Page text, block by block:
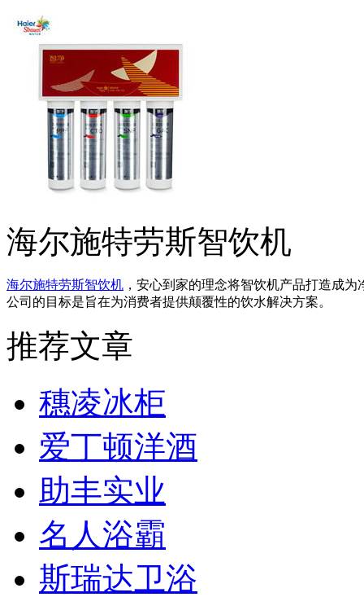
海尔施特劳斯智饮机
海尔施特劳斯智饮机 ，安心到家的理念将智饮机产品打造成
公司的目标是旨在为消费者提供颠覆性的饮水解决方案。
推荐文章
穗凌冰柜
爱丁顿洋酒
助丰实业
名人浴霸
斯瑞达卫浴